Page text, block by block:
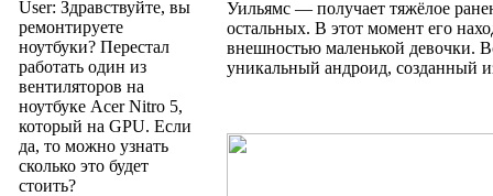
User: Здравствуйте, вы
ремонтируете
ноутбуки? Перестал
работать один из
вентиляторов на
ноутбуке Acer Nitro 5,
который на GPU. Если
да, то можно узнать
сколько это будет
стоить?
Уильямс — получает тяжёлое
остальных. В этот момент его
внешностью маленькой девочки.
уникальный андроид, созданный